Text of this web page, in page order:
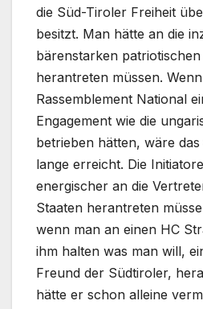
die Süd-Tiroler Freiheit
besitzt. Man hätte an die
bärenstarken
herantreten müssen.
Rassemblement National
Engagement wie die
betrieben hätten, wäre
lange erreicht. Die
energischer an die
Staaten herantreten
wenn man an einen HC
ihm halten was man will,
Freund der Südtiroler,
hätte er schon alleine